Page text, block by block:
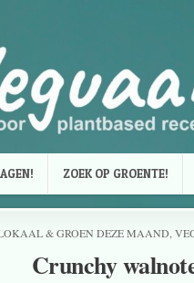
ZOEK OP GROENTE!
& GROEN DEZE MAAND ,
Crunchy